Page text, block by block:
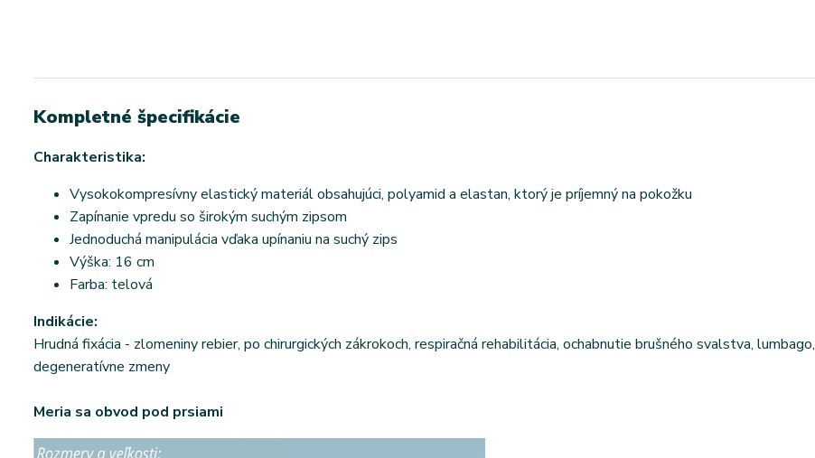
Kompletné špecifikácie
Charakteristika:
Vysokokompresívny elastický materiál obsahujúci, polyamid a elastan, ktorý je príjemný na pokožku
Zapínanie vpredu so širokým suchým zipsom
Jednoduchá manipulácia vďaka upínaniu na suchý zips
Výška: 16 cm
Farba: telová
Indikácie:
Hrudná fixácia - zlomeniny rebier, po chirurgických zákrokoch, respiračná rehabilitácia, ochabnutie brušného svalstva, lumbago,
degeneratívne zmeny
Meria sa obvod pod prsiami